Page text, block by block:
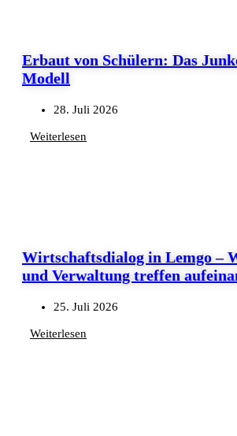
Erbaut von Schülern: Das
Modell
28. Juli 2026
Weiterlesen
Wirtschaftsdialog in Lemgo –
und Verwaltung treffen
25. Juli 2026
Weiterlesen